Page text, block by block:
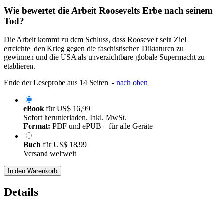
Wie bewertet die Arbeit Roosevelts Erbe nach seinem
Tod?
Die Arbeit kommt zu dem Schluss, dass Roosevelt sein Ziel
erreichte, den Krieg gegen die faschistischen Diktaturen zu
gewinnen und die USA als unverzichtbare globale Supermacht zu
etablieren.
Ende der Leseprobe aus 14 Seiten - nach oben
eBook fürUS$ 16,99
Sofort herunterladen. Inkl. MwSt.
Format: PDF und ePUB – für alle Geräte
Buch fürUS$ 18,99
Versand weltweit
In den Warenkorb
Details